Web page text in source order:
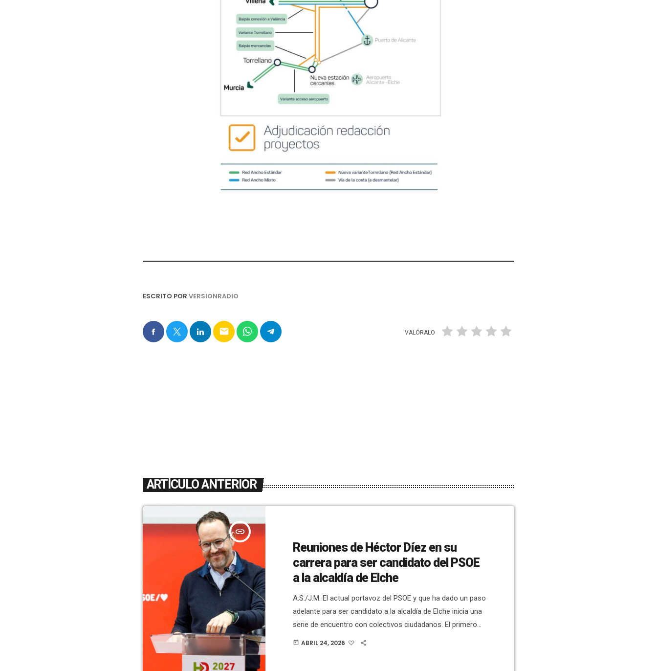
ESCRITO POR VERSIONRADIO
email VALÓRALO
ARTÍCULO ANTERIOR
insert_link
Reuniones de Héctor Díez en su
carrera para ser candidato del PSOE
a la alcaldía de Elche
A.S./J.M. El actual portavoz del PSOE y que ha dado un paso
adelante para ser candidato a la alcaldía de Elche inicia una
serie de encuentro con colectivos ciudadanos. El primero
será este sábado a partir de las 11:00 horas en el Huerto de
today ABRIL 24, 2026